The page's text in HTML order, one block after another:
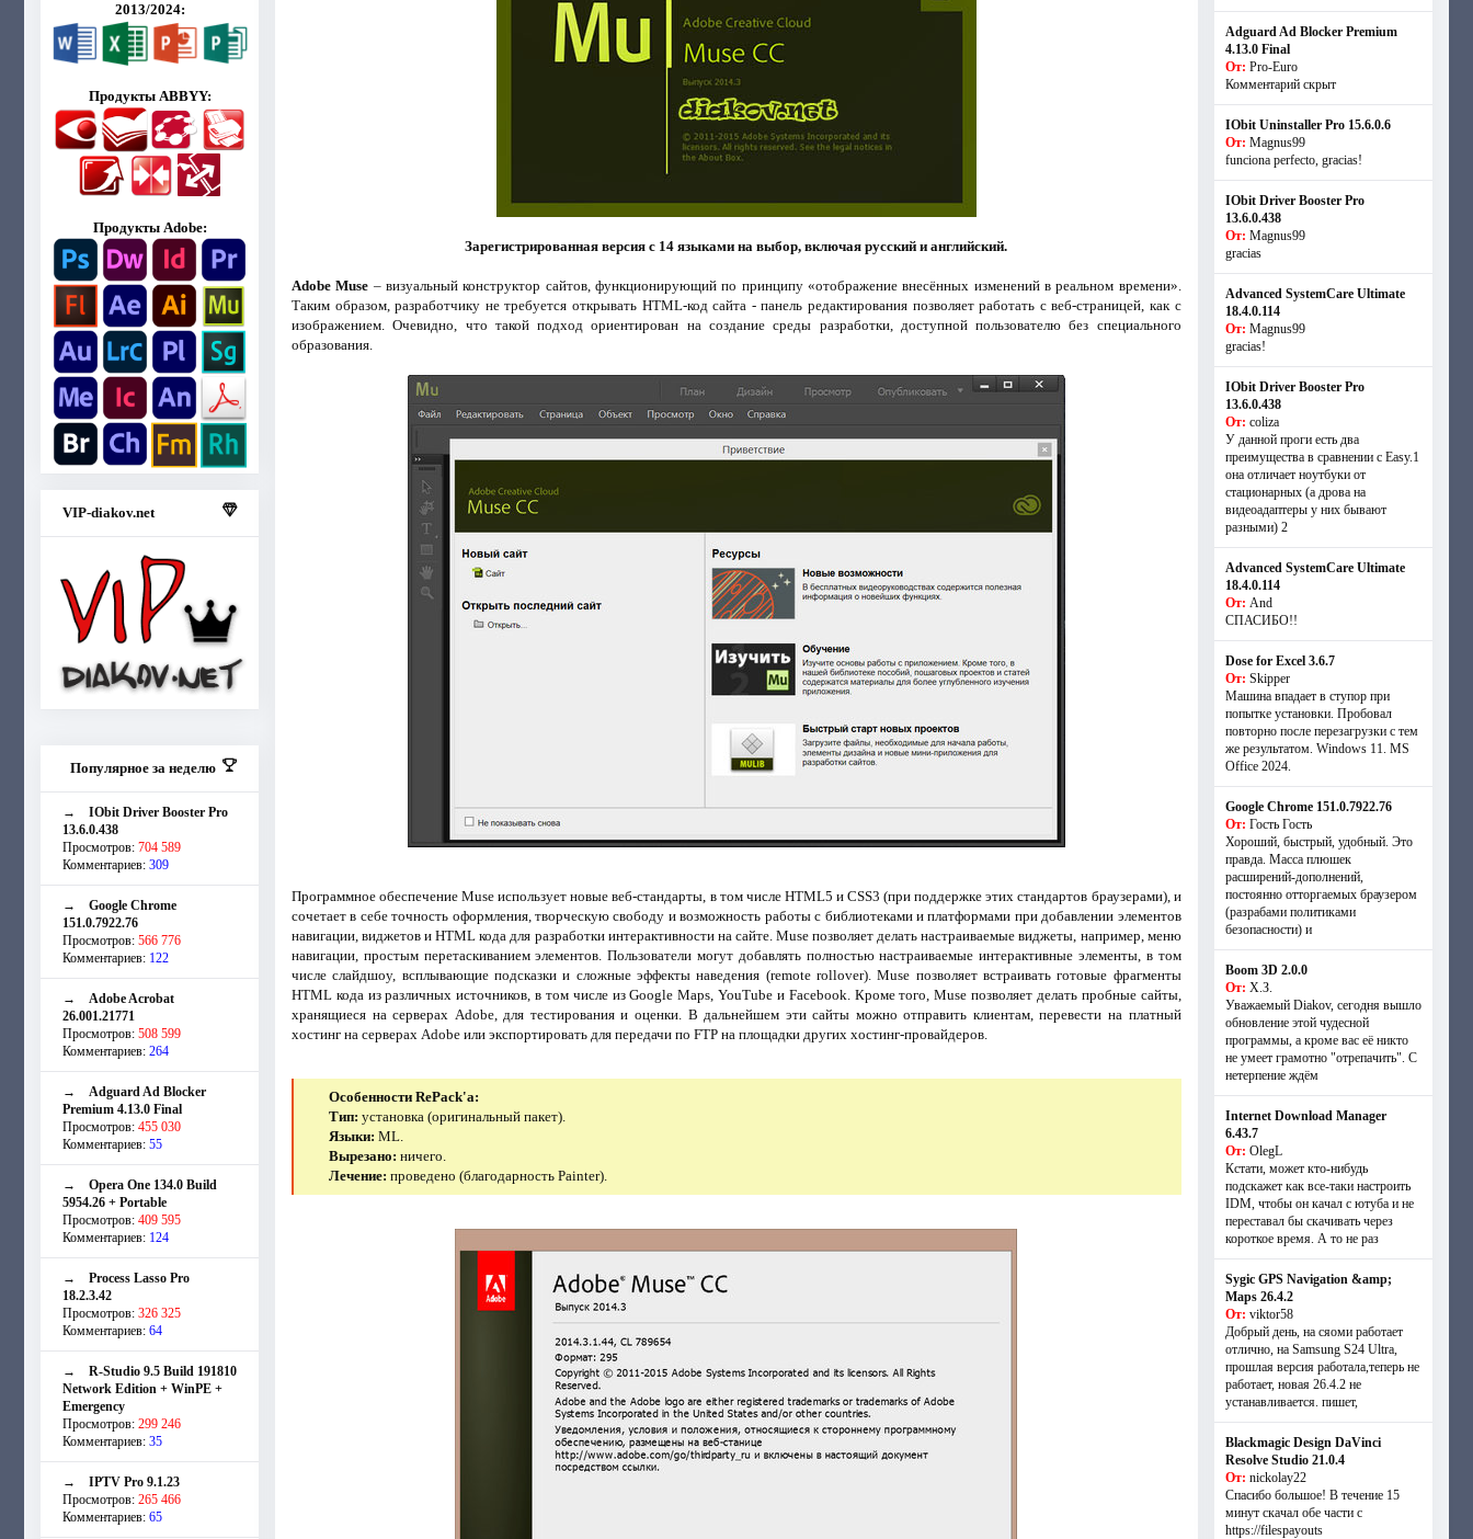
2013/2024:
Продукты ABBYY:
Продукты Adobe:
VIP-diakov.net
Популярное за неделю
→ IObit Driver Booster Pro
13.6.0.438
Просмотров: 704 589
Комментариев: 309
→ Google Chrome
151.0.7922.76
Просмотров: 566 776
Комментариев: 122
→ Adobe Acrobat
26.001.21771
Просмотров: 508 599
Комментариев: 264
→ Adguard Ad Blocker
Premium 4.13.0 Final
Просмотров: 455 030
Комментариев: 55
→ Opera One 134.0 Build
5954.26 + Portable
Просмотров: 409 595
Комментариев: 124
→ Process Lasso Pro
18.2.3.42
Просмотров: 326 325
Комментариев: 64
→ R-Studio 9.5 Build 191810
Network Edition + WinPE +
Emergency
Просмотров: 299 246
Комментариев: 35
→ IPTV Pro 9.1.23
Просмотров: 265 466
Комментариев: 65
Зарегистрированная версия с 14 языками на выбор, включая русский и английский.
Adobe Muse – визуальный конструктор сайтов, функционирующий по принципу «отображение внесённых изменений в реальном времени».
Таким образом, разработчику не требуется открывать HTML-код сайта - панель редактирования позволяет работать с веб-страницей, как с
изображением. Очевидно, что такой подход ориентирован на создание среды разработки, доступной пользователю без специального
образования.
Программное обеспечение Muse использует новые веб-стандарты, в том числе HTML5 и CSS3 (при поддержке этих стандартов браузерами), и
сочетает в себе точность оформления, творческую свободу и возможность работы с библиотеками и платформами при добавлении элементов
навигации, виджетов и HTML кода для разработки интерактивности на сайте. Muse позволяет делать настраиваемые виджеты, например, меню
навигации, простым перетаскиванием элементов. Пользователи могут добавлять полностью настраиваемые интерактивные элементы, в том
числе слайдшоу, всплывающие подсказки и сложные эффекты наведения (remote rollover). Muse позволяет встраивать готовые фрагменты
HTML кода из различных источников, в том числе из Google Maps, YouTube и Facebook. Кроме того, Muse позволяет делать пробные сайты,
хранящиеся на серверах Adobe, для тестирования и оценки. В дальнейшем эти сайты можно отправить клиентам, перевести на платный
хостинг на серверах Adobe или экспортировать для передачи по FTP на площадки других хостинг-провайдеров.
Особенности RePack'a:
Тип: установка (оригинальный пакет).
Языки: ML.
Вырезано: ничего.
Лечение: проведено (благодарность Painter).
Adguard Ad Blocker Premium
4.13.0 Final
От: Pro-Euro
Комментарий скрыт
IObit Uninstaller Pro 15.6.0.6
От: Magnus99
funciona perfecto, gracias!
IObit Driver Booster Pro
13.6.0.438
От: Magnus99
gracias
Advanced SystemCare Ultimate
18.4.0.114
От: Magnus99
gracias!
IObit Driver Booster Pro
13.6.0.438
От: coliza
У данной проги есть два
преимущества в сравнении с Easy.1
она отличает ноутбуки от
стационарных (а дрова на
видеоадаптеры у них бывают
разными) 2
Advanced SystemCare Ultimate
18.4.0.114
От: And
СПАСИБО!!
Dose for Excel 3.6.7
От: Skipper
Машина впадает в ступор при
попытке установки. Пробовал
повторно после перезагрузки с тем
же результатом. Windows 11. MS
Offiсe 2024.
Google Chrome 151.0.7922.76
От: Гость Гость
Хороший, быстрый, удобный. Это
правда. Масса плюшек
расширений-дополнений,
постоянно отторгаемых браузером
(разрабами политиками
безопасности) и
Boom 3D 2.0.0
От: Х.З.
Уважаемый Diakov, сегодня вышло
обновление этой чудесной
программы, а кроме вас её никто
не умеет грамотно "отрепачить". С
нетерпение ждём
Internet Download Manager
6.43.7
От: OlegL
Кстати, может кто-нибудь
подскажет как все-таки настроить
IDM, чтобы он качал с ютуба и не
переставал бы скачивать через
короткое время. А то не раз
Sygic GPS Navigation &amp;
Maps 26.4.2
От: viktor58
Добрый день, на сяоми работает
отлично, на Samsung S24 Ultra,
прошлая версия работала,теперь не
работает, новая 26.4.2 не
устанавливается. пишет,
Blackmagic Design DaVinci
Resolve Studio 21.0.4
От: nickolay22
Спасибо большое! В течение 15
минут скачал обе части с
https://filespayouts